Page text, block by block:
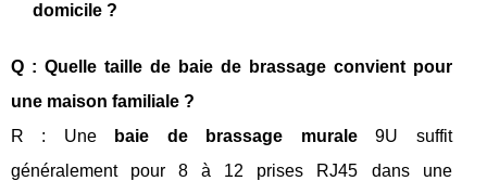
domicile ?
Q : Quelle taille de baie de brassage convient pour
une maison familiale ?
R : Une
baie de brassage murale9U suffit
généralement pour 8 à 12 prises RJ45 dans une